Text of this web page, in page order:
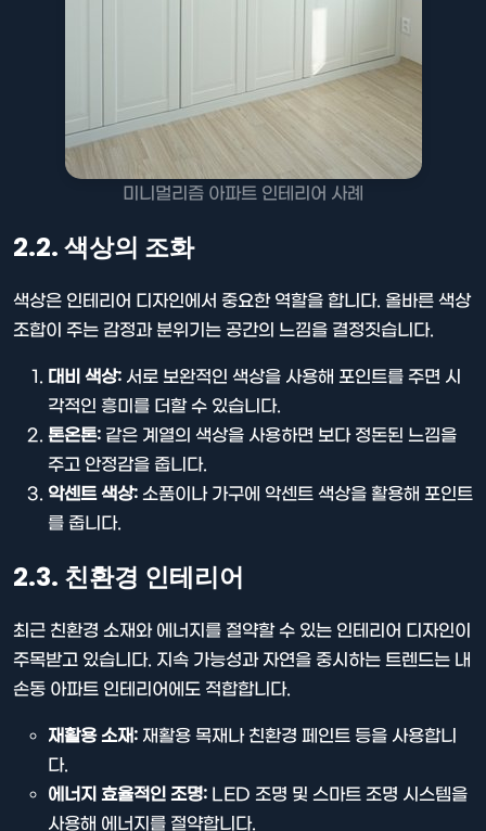
미니멀리즘 아파트 인테리어 사례
2.2. 색상의 조화
색상은 인테리어 디자인에서 중요한 역할을 합니다. 올바른 색상
조합이 주는 감정과 분위기는 공간의 느낌을 결정짓습니다.
대비 색상: 서로 보완적인 색상을 사용해 포인트를 주면 시
각적인 흥미를 더할 수 있습니다.
톤온톤: 같은 계열의 색상을 사용하면 보다 정돈된 느낌을
주고 안정감을 줍니다.
악센트 색상: 소품이나 가구에 악센트 색상을 활용해 포인트
를 줍니다.
2.3. 친환경 인테리어
최근 친환경 소재와 에너지를 절약할 수 있는 인테리어 디자인이
주목받고 있습니다. 지속 가능성과 자연을 중시하는 트렌드는 내
손동 아파트 인테리어에도 적합합니다.
재활용 소재: 재활용 목재나 친환경 페인트 등을 사용합니
다.
에너지 효율적인 조명: LED 조명 및 스마트 조명 시스템을
사용해 에너지를 절약합니다.